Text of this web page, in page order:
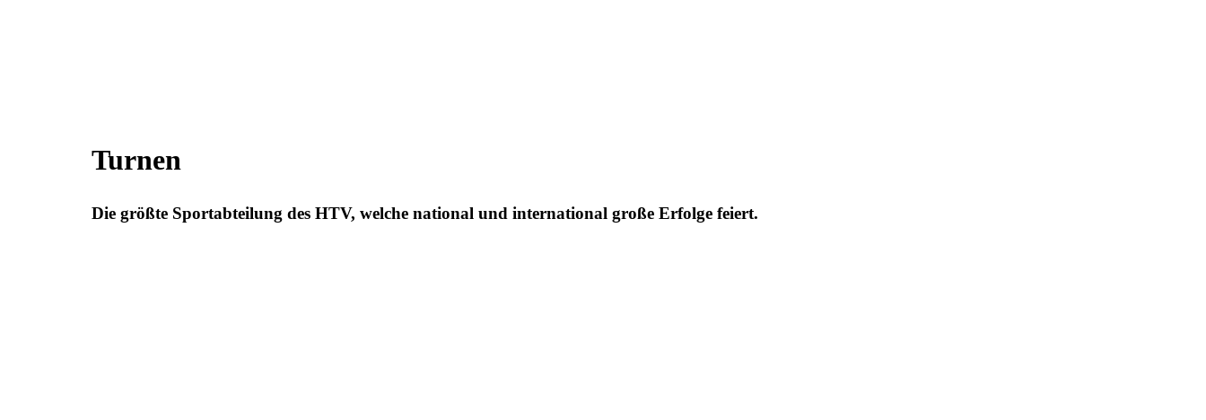
Turnen
Die größte Sportabteilung des HTV, welche national und international große Erfolge feiert.